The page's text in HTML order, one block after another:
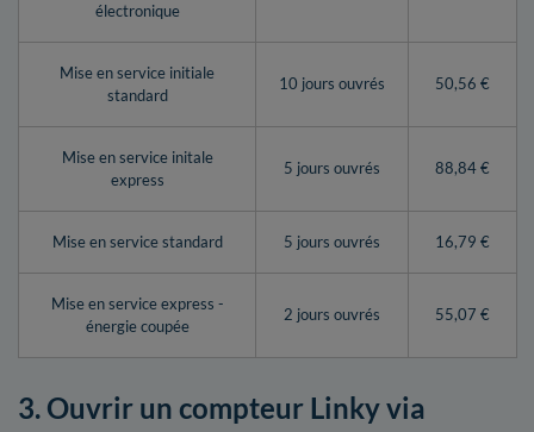
électronique
Mise en service initiale
standard
10 jours ouvrés 50,56 €
Mise en service initale
express
5 jours ouvrés 88,84 €
Mise en service standard 5 jours ouvrés 16,79 €
Mise en service express -
énergie coupée
2 jours ouvrés 55,07 €
3. Ouvrir un compteur Linky via